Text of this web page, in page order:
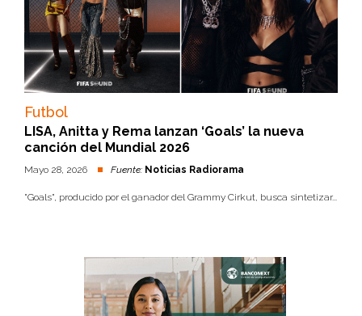
Futbol
LISA, Anitta y Rema lanzan ‘Goals’ la nueva
canción del Mundial 2026
Mayo 28, 2026 Fuente: Noticias Radiorama
"Goals", producido por el ganador del Grammy Cirkut, busca sintetizar...